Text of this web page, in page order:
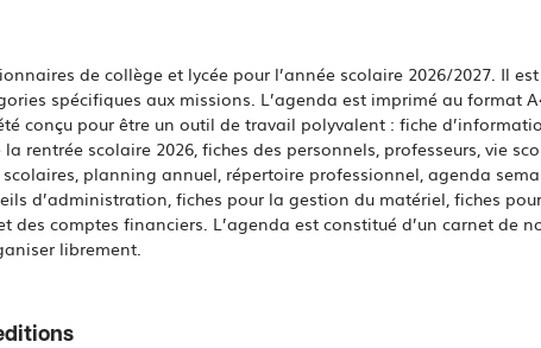
de collège et lycée pour l’année scolaire 2026/2027. Il
spécifiques aux missions. L’agenda est imprimé au format
conçu pour être un outil de travail polyvalent : fiche
rentrée scolaire 2026, fiches des personnels, professeurs, vie
planning annuel, répertoire professionnel, agenda
d’administration, fiches pour la gestion du matériel, fiches
comptes financiers. L’agenda est constitué d’un carnet de
librement.